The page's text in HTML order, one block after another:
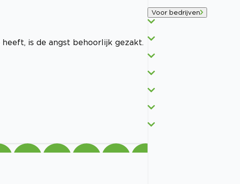
is de angst behoorlijk gezakt.
Voor bedrijven